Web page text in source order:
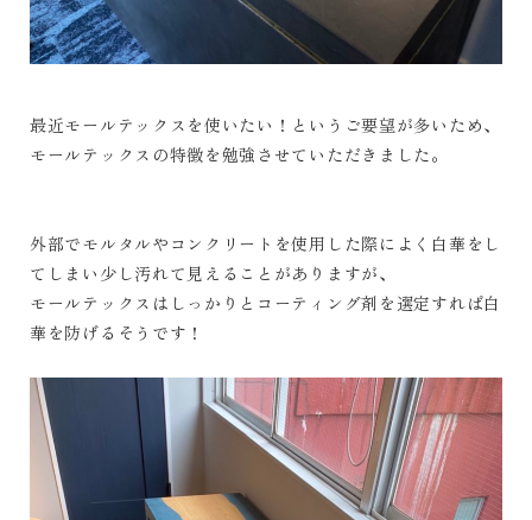
最近モールテックスを使いたい！というご要望が多いため、
モールテックスの特徴を勉強させていただきました。
外部でモルタルやコンクリートを使用した際によく白華をし
てしまい少し汚れて見えることがありますが、
モールテックスはしっかりとコーティング剤を選定すれば白
華を防げるそうです！